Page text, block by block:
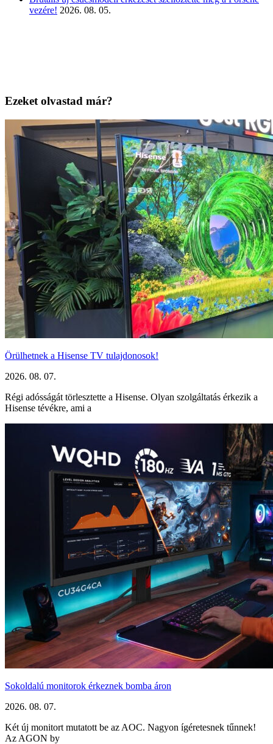
vezére! 2026. 08. 05.
Ezeket olvastad már?
Örülhetnek a Hisense TV tulajdonosok!
2026. 08. 07.
Régi adósságát törlesztette a Hisense. Olyan szolgáltatás érkezik a
Hisense tévékre, ami a
Sokoldalú monitorok érkeznek bomba áron
2026. 08. 07.
Két új monitort mutatott be az AOC. Nagyon ígéretesnek tűnnek!
Az AGON by